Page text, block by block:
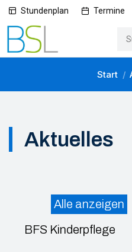
Stundenplan Termine
Sie
Start
Aktuelles
Alle anzeigen
BFS Kinderpflege